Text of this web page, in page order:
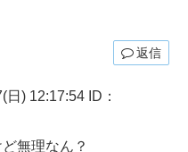
返信
日) 12:17:54 ID：
無理なん？